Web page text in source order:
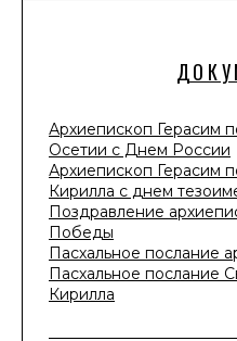
Архиепископ Герасим
Осетии с Днем России
Архиепископ Герасим
Кирилла с днем
Поздравление
Победы
Пасхальное послание
Пасхальное послание
Кирилла